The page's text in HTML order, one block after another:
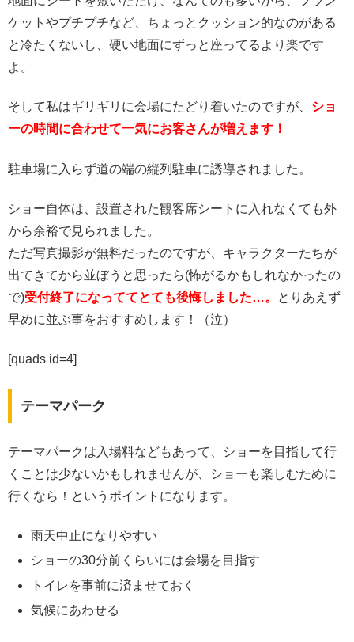
ケットやプチプチなど、ちょっとクッション的なのがある
と冷たくないし、硬い地面にずっと座ってるより楽です
よ。
そして私はギリギリに会場にたどり着いたのですが、 ショ
ーの時間に合わせて一気にお客さんが増えます！
駐車場に入らず道の端の縦列駐車に誘導されました。
ショー自体は、設置された観客席シートに入れなくても外
から余裕で見られました。
ただ写真撮影が無料だったのですが、キャラクターたちが
出てきてから並ぼうと思ったら(怖がるかもしれなかったの
で)受付終了になっててとても後悔しました…。
とりあえず
早めに並ぶ事をおすすめします！（泣）
[quads id=4]
テーマパーク
テーマパークは入場料などもあって、ショーを目指して行
くことは少ないかもしれませんが、ショーも楽しむために
行くなら！というポイントになります。
雨天中止になりやすい
ショーの30分前くらいには会場を目指す
トイレを事前に済ませておく
気候にあわせる